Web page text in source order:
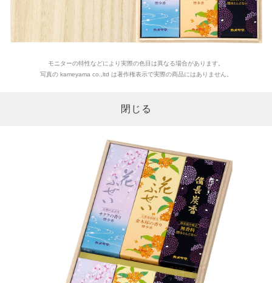
モニターの特性などにより実際の色目は異なる場合があります。
写真の kameyama co.,ltd は著作権表示で実際の商品にはありません。
閉じる